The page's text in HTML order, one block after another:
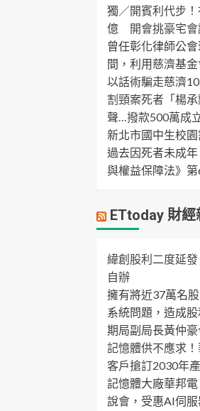
獨／開賓利代步
億 開會挑豪宅會
曾任彰化律師公
間，利用慈濟基
以話術騙走慈濟
割頸案死者「楊
聲…撥款500萬成
新北市國中生校
過去因死者未成
與權益保障法》
ETtoday 財經
緯創股利二度延
自辦
擁有將近37萬名
系統問題，造成
期局副局長黃仲
記憶體供不應求
客戶搶訂2030年
記憶體大廠華邦
說會，受惠AI伺